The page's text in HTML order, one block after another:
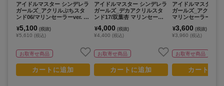
アイドルマスター シンデレラ
ガールズ_アクリルぷちスタ
ンド06/マリンセーラーver. コ
ニキャライラスト)【コンプリ
ートセット/6個入り】
¥5,100 (税抜)
¥5,610 (税込)
お取寄せ商品
カートに追加
アイドルマスター シンデレラ
ガールズ_デカアクリルスタ
ンド17/双葉杏 マリンセーラ
¥4,000 (税抜)
¥4,400 (税込)
お取寄せ商品
カートに追加
アイドルマスター
ガールズ_アクリル
マリンセーラーver.
しイラスト)【コン
ット/6個入り】
¥3,600 (税抜)
¥3,960 (税込)
お取寄せ商品
カートに